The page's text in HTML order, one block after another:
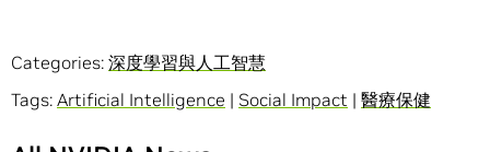
Categories: 深度學習與人工智慧
Tags: Artificial Intelligence | Social Impact | 醫療保健